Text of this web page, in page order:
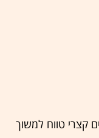
קצרי טווח למשוך